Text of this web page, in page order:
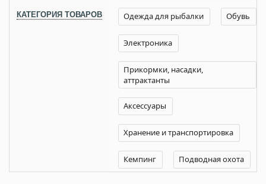
КАТЕГОРИЯ ТОВАРОВ Одежда для рыбалки Обувь
Электроника
Прикормки, насадки,
аттрактанты
Аксессуары
Хранение и транспортировка
Кемпинг Подводная охота